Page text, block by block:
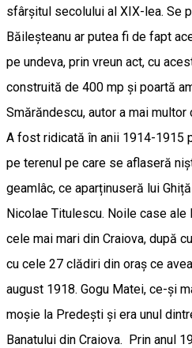
sfârșitul secolului al XIX-lea. Se
Băileșteanu ar putea fi de fapt
pe undeva, prin vreun act, cu
construită de 400 mp și poartă
Smărăndescu, autor a mai
A fost ridicată în anii 1914-1915
pe terenul pe care se aflaseră
geamlâc, ce aparținuseră lui
Nicolae Titulescu. Noile case ale
cele mai mari din Craiova, după
cu cele 27 clădiri din oraș ce
august 1918. Gogu Matei, ce-și
moșie la Predești și era unul
Banatului din Craiova. Prin anul